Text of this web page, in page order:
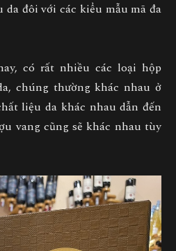
da đôivới các kiểu mẫu mã đa
có rất nhiều các loại hộp
chúng thường khác nhau ở
liệu da khác nhau dẫn đến
vang cũng sẽ khác nhau tùy